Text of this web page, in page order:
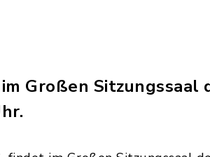
Großen